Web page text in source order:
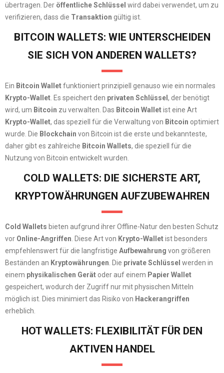
übertragen. Der öffentliche Schlüssel wird dabei verwendet, um zu
verifizieren, dass die Transaktion gültig ist.
BITCOIN WALLETS: WIE UNTERSCHEIDEN
SIE SICH VON ANDEREN WALLETS?
Ein Bitcoin Walletfunktioniert prinzipiell genauso wie ein normales
Krypto-Wallet . Es speichert den privaten Schlüssel, der benötigt
wird, um Bitcoin zu verwalten. Das Bitcoin Walletist eine Art
Krypto-Wallet, das speziell für die Verwaltung von Bitcoin optimiert
wurde. Die Blockchain von Bitcoin ist die erste und bekannteste,
daher gibt es zahlreiche Bitcoin Wallets, die speziell für die
Nutzung von Bitcoin entwickelt wurden.
COLD WALLETS: DIE SICHERSTE ART,
KRYPTOWÄHRUNGEN AUFZUBEWAHREN
Cold Wallets bieten aufgrund ihrer Offline-Natur den besten Schutz
vor Online-Angriffen . Diese Art von Krypto-Walletist besonders
empfehlenswert für die langfristige Aufbewahrung von größeren
Beständen an Kryptowährungen . Die private Schlüssel werden in
einem physikalischen Gerät oder auf einem Papier Wallet
gespeichert, wodurch der Zugriff nur mit physischen Mitteln
möglich ist. Dies minimiert das Risiko von Hackerangriffen
erheblich.
HOT WALLETS: FLEXIBILITÄT FÜR DEN
AKTIVEN HANDEL